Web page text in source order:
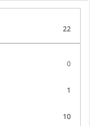
22
0
1
10